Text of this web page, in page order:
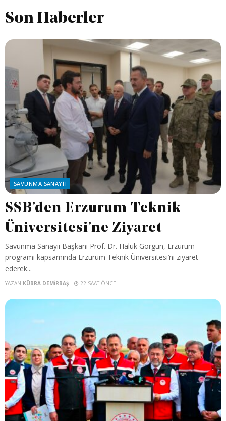
Son Haberler
SAVUNMA SANAYII
SSB’den Erzurum Teknik
Üniversitesi’ne Ziyaret
Savunma Sanayii Başkanı Prof. Dr. Haluk Görgün, Erzurum
programı kapsamında Erzurum Teknik Üniversitesi’ni ziyaret
ederek...
YAZAN KÜBRA DEMIRBAŞ 22 SAAT ÖNCE